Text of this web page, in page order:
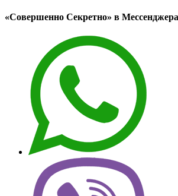
«Совершенно Секретно» в